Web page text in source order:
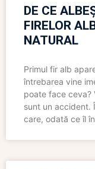
DE CE
FIRELOR
NATURAL
Primul fir alb
întrebarea vine
poate face ceva?
sunt un accident.
care, odată ce îl